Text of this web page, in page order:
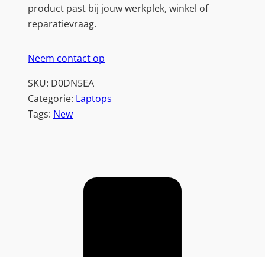
product past bij jouw werkplek, winkel of
reparatievraag.
Neem contact op
SKU: D0DN5EA
Categorie: Laptops
Tags: New